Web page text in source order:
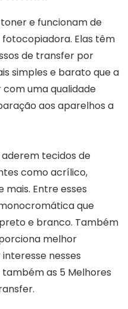
e funcionam de
Elas têm
de transfer por
simples e barato que a
uma qualidade
aos aparelhos a
tecidos de
como acrílico,
Entre esses
que
e branco. Também
melhor
nesses
as 5 Melhores